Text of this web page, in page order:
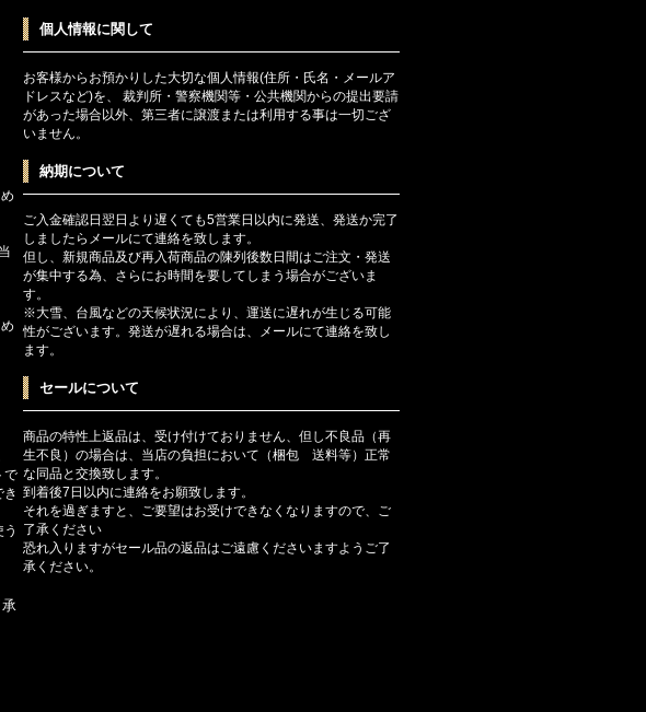
で
き
個人情報に関して
お客様からお預かりした大切な個人情報(住所・氏名・メールア
ドレスなど)を、 裁判所・警察機関等・公共機関からの提出要請
があった場合以外、第三者に譲渡または利用する事は一切ござ
いません。
納期について
ご入金確認日翌日より遅くても5営業日以内に発送、発送か完了
しましたらメールにて連絡を致します。
但し、新規商品及び再入荷商品の陳列後数日間はご注文・発送
が集中する為、さらにお時間を要してしまう場合がございま
す。
※大雪、台風などの天候状況により、運送に遅れが生じる可能
性がございます。発送が遅れる場合は、メールにて連絡を致し
ます。
セールについて
商品の特性上返品は、受け付けておりません、但し不良品（再
生不良）の場合は、当店の負担において（梱包 送料等）正常
な同品と交換致します。
到着後7日以内に連絡をお願致します。
それを過ぎますと、ご要望はお受けできなくなりますので、ご
了承ください
恐れ入りますがセール品の返品はご遠慮くださいますようご了
承ください。